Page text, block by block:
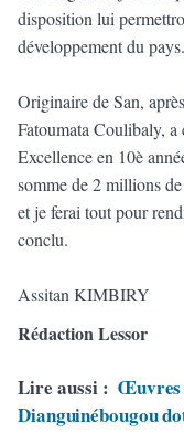
disposition lui
développement du pays.
Originaire de San,
Fatoumata Coulibaly,
Excellence en 10è
somme de 2 millions
et je ferai tout pour
conclu.
Assitan KIMBIRY
Rédaction Lessor
Lire aussi : Œuvres
Dianguinébougou